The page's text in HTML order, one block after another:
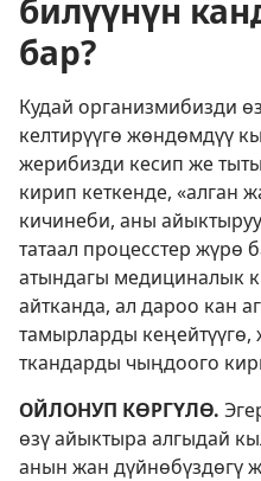
билүүнүн
бар?
Кудай организмибизди
келтирүүгө жөндөмдүү
жерибизди кесип же
кирип кеткенде, «алган
кичинеби, аны
татаал процесстер жүрө
атындагы медициналык
айтканда, ал дароо кан
тамырларды кеңейтүүгө,
ткандарды чыңдоого
ОЙЛОНУП КӨРГҮЛӨ.
өзү айыктыра алгыдай
анын жан дүйнөбүздөгү